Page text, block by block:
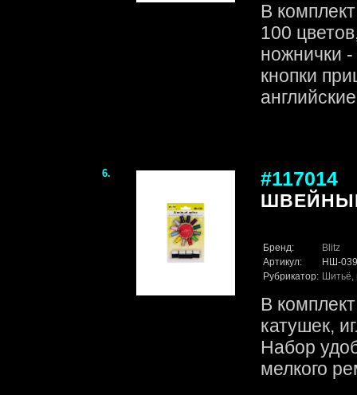
В
100
ножнички
кнопки
6. #117014
Бренд:
Blitz
Артикул:
НШ-039
Рубрикатор: Шитьё,
В
катушек,
Набор
мелкого